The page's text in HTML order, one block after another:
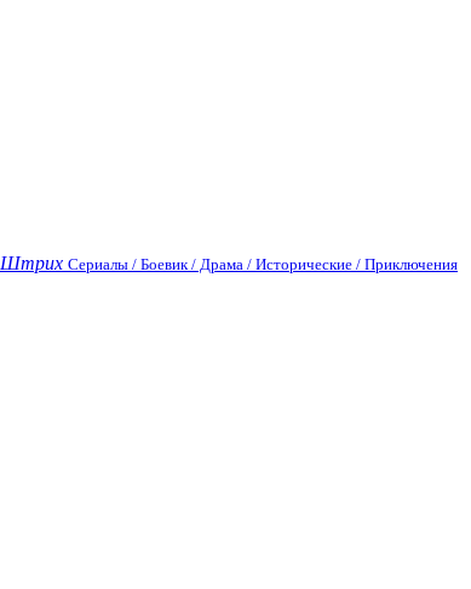
Штрих Сериалы / Боевик / Драма / Исторические / Приключения